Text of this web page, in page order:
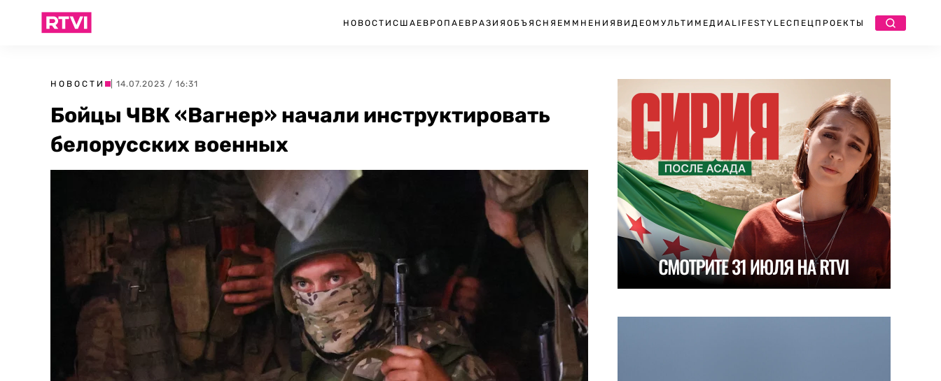
НОВОСТИ США ЕВРОПА ЕВРАЗИЯ ОБЪЯСНЯЕМ МНЕНИЯ ВИДЕО МУЛЬТИМЕДИА LIFESTYLEСПЕЦПРОЕКТЫ
НОВОСТИ | 14.07.2023 / 16:31
Бойцы ЧВК «Вагнер» начали инструктировать
белорусских военных